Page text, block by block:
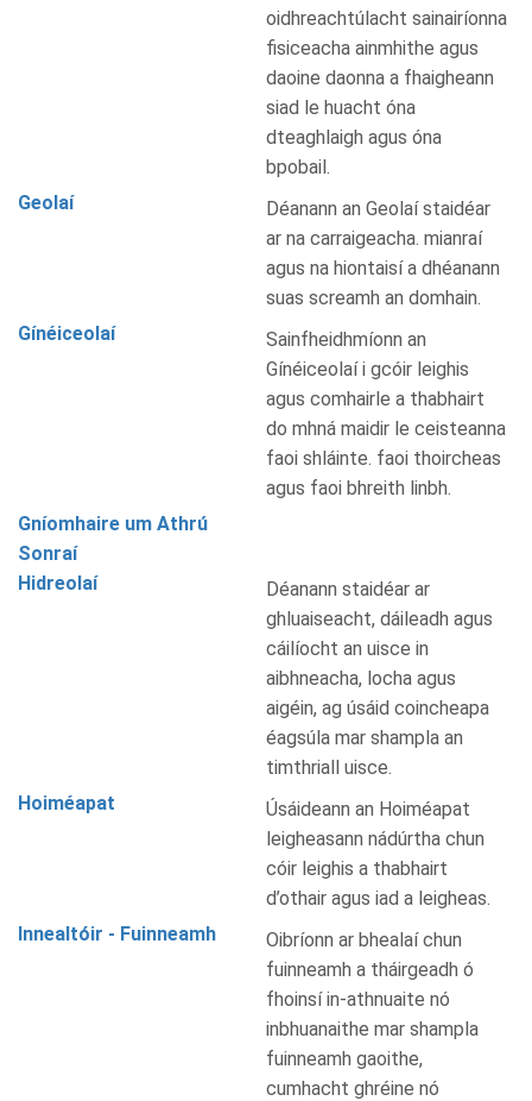
oidhreachtúlacht sainairíonna
fisiceacha ainmhithe agus
daoine daonna a fhaigheann
siad le huacht óna
dteaghlaigh agus óna
bpobail.
Geolaí
Déanann an Geolaí staidéar
ar na carraigeacha. mianraí
agus na hiontaisí a dhéanann
suas screamh an domhain.
Gínéiceolaí
Sainfheidhmíonn an
Gínéiceolaí i gcóir leighis
agus comhairle a thabhairt
do mhná maidir le ceisteanna
faoi shláinte. faoi thoircheas
agus faoi bhreith linbh.
Gníomhaire um Athrú
Sonraí
Hidreolaí
Déanann staidéar ar
ghluaiseacht, dáileadh agus
cáilíocht an uisce in
aibhneacha, locha agus
aigéin, ag úsáid coincheapa
éagsúla mar shampla an
timthriall uisce.
Hoiméapat
Úsáideann an Hoiméapat
leigheasann nádúrtha chun
cóir leighis a thabhairt
d’othair agus iad a leigheas.
Innealtóir - Fuinneamh
Oibríonn ar bhealaí chun
fuinneamh a tháirgeadh ó
fhoinsí in-athnuaite nó
inbhuanaithe mar shampla
fuinneamh gaoithe,
cumhacht ghréine nó